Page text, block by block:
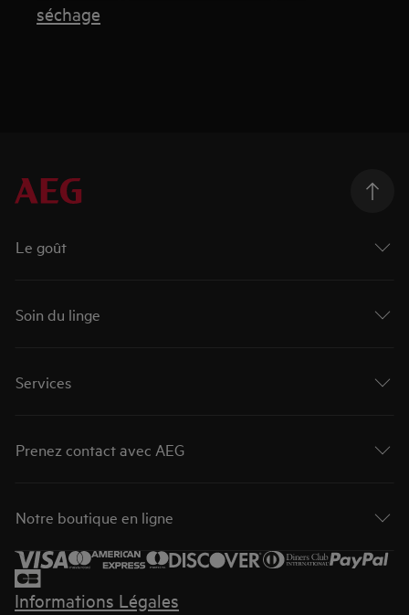
séchage
Le goût
Soin du linge
Services
Prenez contact avec AEG
Notre boutique en ligne
Informations Légales